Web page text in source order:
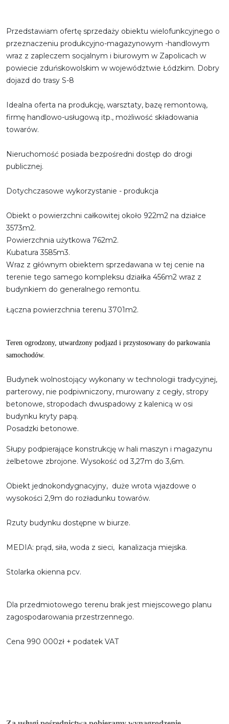
Przedstawiam ofertę sprzedaży obiektu wielofunkcyjnego o
przeznaczeniu produkcyjno-magazynowym -handlowym
wraz z zapleczem socjalnym i biurowym w Zapolicach w
powiecie zduńskowolskim w województwie Łódzkim. Dobry
dojazd do trasy S-8
Idealna oferta na produkcję, warsztaty, bazę remontową,
firmę handlowo-usługową itp., możliwość składowania
towarów.
Nieruchomość posiada bezpośredni dostęp do drogi
publicznej.
Dotychczasowe wykorzystanie - produkcja
Obiekt o powierzchni całkowitej około 922m2 na działce
3573m2.
Powierzchnia użytkowa 762m2.
Kubatura 3585m3.
Wraz z głównym obiektem sprzedawana w tej cenie na
terenie tego samego kompleksu działka 456m2 wraz z
budynkiem do generalnego remontu.
Łączna powierzchnia terenu 3701m2.
Teren ogrodzony, utwardzony podjazd i przystosowany do parkowania
samochodów.
Budynek wolnostojący wykonany w technologii tradycyjnej,
parterowy, nie podpiwniczony, murowany z cegły, stropy
betonowe, stropodach dwuspadowy z kalenicą w osi
budynku kryty papą.
Posadzki betonowe.
Słupy podpierające konstrukcję w hali maszyn i magazynu
żelbetowe zbrojone. Wysokość od 3,27m do 3,6m.
Obiekt jednokondygnacyjny, duże wrota wjazdowe o
wysokości 2,9m do rozładunku towarów.
Rzuty budynku dostępne w biurze.
MEDIA: prąd, siła, woda z sieci, kanalizacja miejska.
Stolarka okienna pcv.
Dla przedmiotowego terenu brak jest miejscowego planu
zagospodarowania przestrzennego.
Cena 990 000zł + podatek VAT